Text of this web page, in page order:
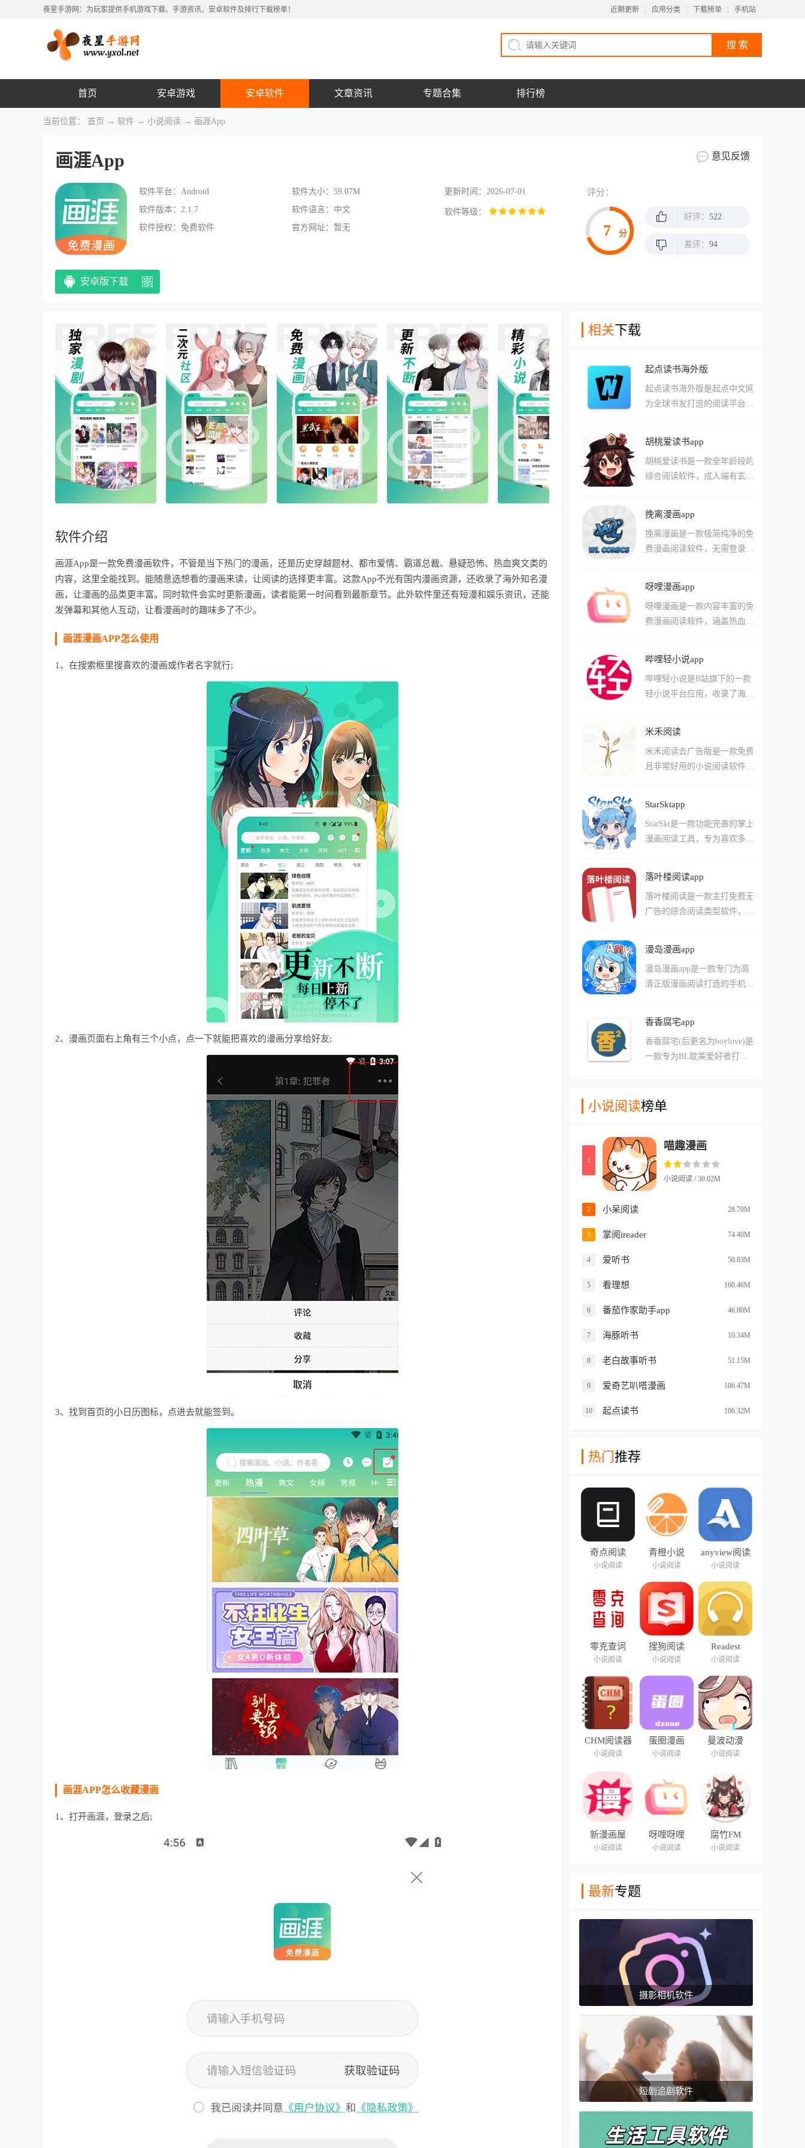
夜星手游网：为玩家提供手机游戏下载、手游资讯，安卓软件及排行下载榜单！ 近期更新 应用分类 下载榜单 手机站
首页 安卓游戏 安卓软件 文章资讯 专题合集 排行榜
当前位置： 首页 → 软件 → 小说阅读 → 画涯App
画涯App 意见反馈
软件平台：Android 软件大小：59.07M
更新时间：2026-07-01
软件版本：2.1.7
软件语言：中文
软件等级：
软件授权：免费软件
官方网址：暂无
评分：
7 分
好评： 522
差评： 94
安卓版下载
软件介绍
画涯App是一款免费漫画软件，不管是当下热门的漫画，还是历史穿越题材、都市爱情、霸道总裁、悬疑恐怖、热血爽文类的
内容，这里全能找到。能随意选想看的漫画来读，让阅读的选择更丰富。这款App不光有国内漫画资源，还收录了海外知名漫
画，让漫画的品类更丰富。同时软件会实时更新漫画，读者能第一时间看到最新章节。此外软件里还有短漫和娱乐资讯，还能
发弹幕和其他人互动，让看漫画时的趣味多了不少。
画涯漫画APP怎么使用
1、在搜索框里搜喜欢的漫画或作者名字就行;
2、漫画页面右上角有三个小点，点一下就能把喜欢的漫画分享给好友;
3、找到首页的小日历图标，点进去就能签到。
画涯APP怎么收藏漫画
1、打开画涯，登录之后;
相关下载
起点读书海外版
起点读书海外版是起点中文网
为全球书友打造的阅读平台，
地开放了许多原本需要VIP才
能看的免费章节，而且全程没
有广告，让你即便身在异国他
的小说世界里。
胡桃爱读书app
胡桃爱读书是一款全年龄段的
综合阅读软件，成人端有玄
典名著等，能够满足不同年龄
段的阅读需求。软件内置语音
朗读引擎，可调语速与音色，
继续剧情，适合通勤或视力疲
特、UC、番茄、七猫、掌心
雷等众多主流平台的小说资
索时秒级返回跨站结果并显示
去最优质的阅读体验。
挽离漫画app
挽离漫画是一款极简纯净的免
费漫画阅读软件，无需登录注
看。漫画类型涉及言情、校
园、霸总、古风、同人等等，
将国内外正在连载或已经完结
出最新章节，能直接搜索想看
件所有漫画都是高清全彩画
质，阅读过程能随意切换章
从启动到阅读全程没有任何弹
呀哩漫画app
呀哩漫画是一款内容丰富的免
费漫画阅读软件，涵盖热血、
资源，并划分了详细的专区方
便快速查找。软件界面设计简
洁直观，板块分区清晰明了，
尽情追漫，阅读全程无强制付
漫画更新超及时，支持自定义
背景、翻页方式、章节切换等
下载服务，让用户在没有网络
哔哩轻小说app
哔哩轻小说是B站旗下的一款
轻小说平台应用，收录了海量
笑、网游、校园、后宫、推
理、科幻、同人等超多类型。
热门作品如《游戏人生》《欢
轻小说改编的漫画。软件界面
简洁精美，提供个性化阅读设
加便捷。平台定期更新小说、
米禾阅读
米禾阅读去广告版是一款免费
且非常好用的小说阅读软件，
读者都可以快速找到自己喜欢
的小说进行阅读，软件还提供
了一个高自定义性的阅读界
色、亮度进行调节，享受一个
线缓存功能，用户可一键下载
整本小说，无网络环境下也能
StarSktapp
StarSkt是一款功能完善的掌上
漫画阅读工具，专为喜欢多题
漫等丰富资源。平台收录大量
分类从热血少年到奇幻冒险，
从轻松搞笑到悬疑推理，几乎
求。与各大漫画平台网络同步
读到最新发布章节，设置分
类、新漫、榜单、最热四大专
启动到使用过程都没有弹窗干
质，提供稳定且持续更新的内
落叶楼阅读app
落叶楼阅读是一款主打免费无
广告的综合阅读类型软件，涵
是一款小说漫画二合一的手机
软件，划分了小说漫画专栏无
需导入书源即可直接使用。用
画资源，在不受广告弹窗干扰
新速度始终与官方同步。支持
阅读记录查看、切换书源、开
读神器。
漫岛漫画app
漫岛漫画app是一款专门为高
清正版漫画阅读打造的手机软
系。平台整合了国产漫画、日
本漫画、韩国漫画、欧美漫画
等全球漫画资源，提供数百种
读、高清全彩画质、条漫下拉
欢的漫画阅读神器。
香香腐宅app
香香腐宅(后更名为boylove)是
一款专为BL耽美爱好者打造
盖都市、古风、校园、奇幻等
到。软件采用简洁清爽的界面
设计，没有弹窗广告干扰，让
用户能够专注于漫画内容本
身。支持在线阅读和离线下载
功能，即使在没有网络的情况
为高清画质，翻页流畅加载迅
小说阅读榜单
1
喵趣漫画
小说阅读 / 30.02M
2 小呆阅读 28.70M
3 掌阅ireader 74.40M
4 爱听书 50.83M
5 看理想 160.46M
6 番茄作家助手app 46.80M
7 海豚听书 10.34M
8 老白故事听书 51.15M
9 爱奇艺叭嗒漫画 106.47M
10 起点读书 106.32M
热门推荐
奇点阅读
小说阅读
青橙小说
小说阅读
anyview阅读
器
小说阅读
零克查词
小说阅读
搜狗阅读
小说阅读
Readest
小说阅读
CHM阅读器
小说阅读
蛋圈漫画
小说阅读
曼波动漫
小说阅读
新漫画屋
小说阅读
呀哩呀哩
小说阅读
腐竹FM
小说阅读
最新专题
摄影相机软件
短剧追剧软件